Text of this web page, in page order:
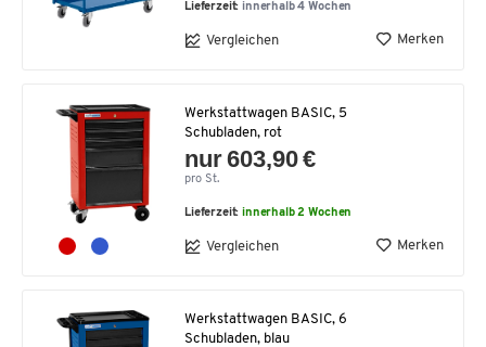
Lieferzeit: innerhalb 4 Wochen
Vergleichen Merken
Werkstattwagen BASIC, 5
Schubladen, rot
nur 603,90 €
pro St.
Lieferzeit:innerhalb 2 Wochen
Vergleichen Merken
Werkstattwagen BASIC, 6
Schubladen, blau